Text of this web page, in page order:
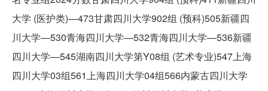
大学 (医护类)—473甘肃四川大学902组 (预科)505新疆四
川大学—530青海四川大学—532青海四川大学—536新疆
四川大学—545湖南四川大学第Y08组 (艺术专业)547上海
四川大学03组561上海四川大学04组566内蒙古四川大学